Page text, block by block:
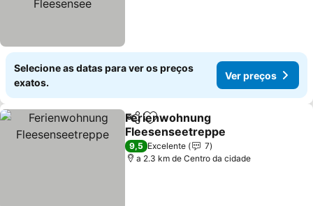
Selecione as datas para ver os preços
exatos.
Ver preços
PartilharAdicionar aos favoritos
Ferienwohnung
Fleesenseetreppe
Ver preços
9,5 Excelente
7
a 2.3 km de Centro da cidade